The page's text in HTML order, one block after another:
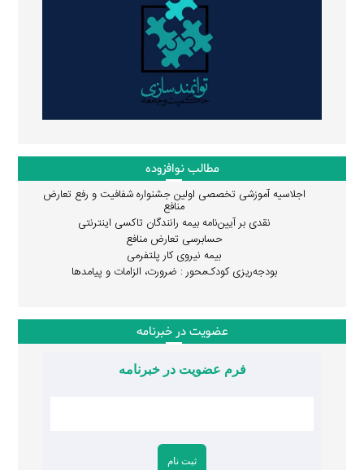
مطالب نوافزوده
اجلاسیه آموزشی تخصصی اولین جشنواره شفافیت و رفع تعارض
منافع
نقدی بر آیین‌نامه بیمه رانندگان تاکسی اینترنتی
حسابرسی تعارض منافع
بیمه نیروی کار پلتفرمی
بودجه‌ریزی کودک‌محور : ضرورت، الزامات و پیامدها
عضویت در خبرنامه
فرم عضویت در خبرنامه